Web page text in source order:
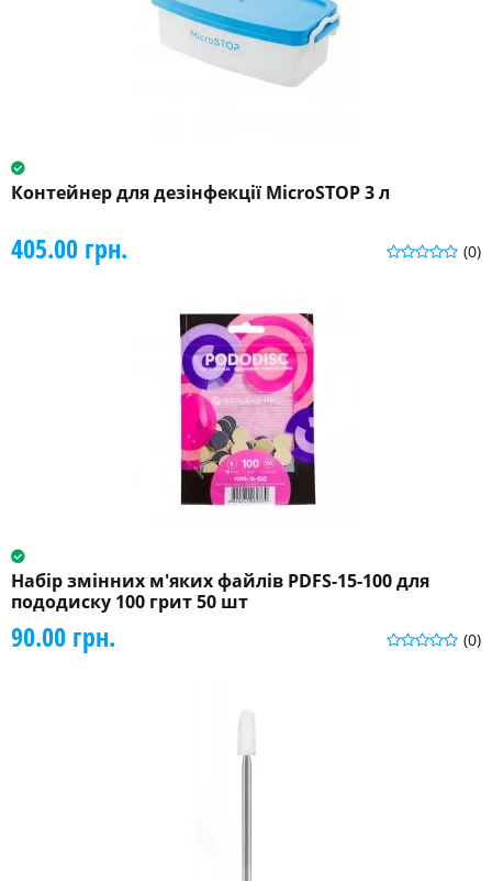
Контейнер для дезінфекції MicroSTOP 3 л
(0)
405.00 грн.
Набір змінних м'яких файлів PDFS-15-100 для
пододиску 100 грит 50 шт
(0)
90.00 грн.